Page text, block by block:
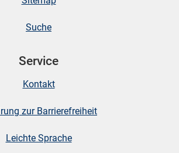
Suche
Service
Kontakt
zur Barrierefreiheit
Leichte Sprache